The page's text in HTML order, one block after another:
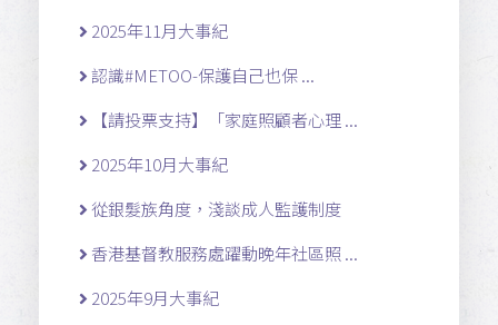
2025年11月大事紀
認識#METOO-保護自己也保 ...
【請投票支持】「家庭照顧者心理 ...
2025年10月大事紀
從銀髮族角度，淺談成人監護制度
香港基督教服務處躍動晚年社區照 ...
2025年9月大事紀